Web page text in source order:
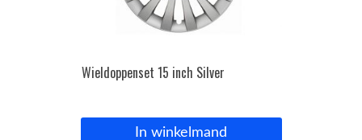
Wieldoppenset 15 inch Silver
In winkelmand